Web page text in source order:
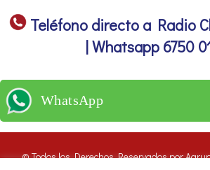
Teléfono directo a Radio
| Whatsapp 6750
WhatsApp
© Todos los Derechos Reservados por